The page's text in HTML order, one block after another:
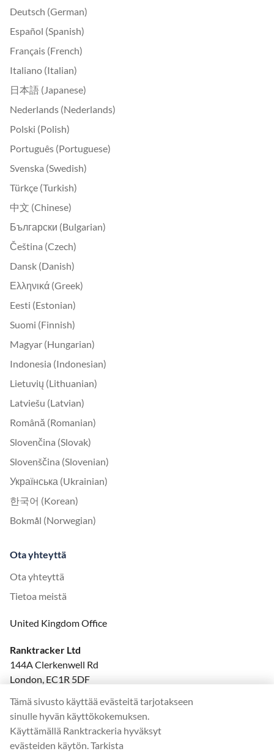
Deutsch (German)
Español (Spanish)
Français (French)
Italiano (Italian)
日本語 (Japanese)
Nederlands (Nederlands)
Polski (Polish)
Português (Portuguese)
Svenska (Swedish)
Türkçe (Turkish)
中文 (Chinese)
Български (Bulgarian)
Čeština (Czech)
Dansk (Danish)
Ελληνικά (Greek)
Eesti (Estonian)
Suomi (Finnish)
Magyar (Hungarian)
Indonesia (Indonesian)
Lietuvių (Lithuanian)
Latviešu (Latvian)
Română (Romanian)
Slovenčina (Slovak)
Slovenščina (Slovenian)
Українська (Ukrainian)
한국어 (Korean)
Bokmål (Norwegian)
Ota yhteyttä
Ota yhteyttä
Tietoa meistä
United Kingdom Office
Ranktracker Ltd
144A Clerkenwell Rd
London, EC1R 5DF
felix@ranktracker.com
Tämä sivusto käyttää evästeitä tarjotakseen
sinulle hyvän käyttökokemuksen.
Käyttämällä Ranktrackeria hyväksyt
evästeiden käytön. Tarkista